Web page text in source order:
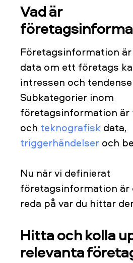
Vad är
Företagsinformation
data om ett företags
intressen och
Subkategorier inom
företagsinformation är
och teknografisk data,
triggerhändelser och
Nu när vi definierat
företagsinformation är
reda på var du hittar
Hitta och kolla
relevanta